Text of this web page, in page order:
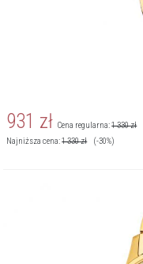
931 zł Cena regularna:1 330zł
Najniższa cena:1 330zł (-30%)